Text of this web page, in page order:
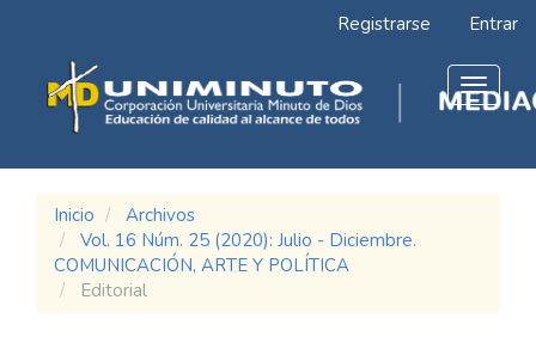
Contenido
principal
Barra
lateral
Registrarse Entrar
Toggle
Inicio
Archivos
Vol. 16 Núm. 25 (2020): Julio - Diciembre.
COMUNICACIÓN, ARTE Y POLÍTICA
Editorial